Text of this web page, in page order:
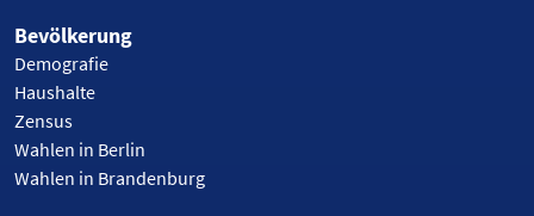
Bevölkerung
Demografie
Haushalte
Zensus
Wahlen in Berlin
Wahlen in Brandenburg